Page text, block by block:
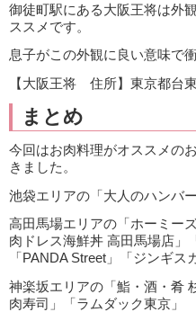
御徒町駅にある大阪王将は外
ススメです。
息子がこの外観に良い意味で
【大阪王将 住所】東京都台
まとめ
今回はお肉料理がオススメの
きました。
池袋エリアの「大人のハンバ
高田馬場エリアの「ホーミー
肉ドレス海鮮丼 高田馬場店」
「PANDA Street」「ジンギス
神楽坂エリアの「鮨・酒・肴
肉寿司」「ラムダック東京」